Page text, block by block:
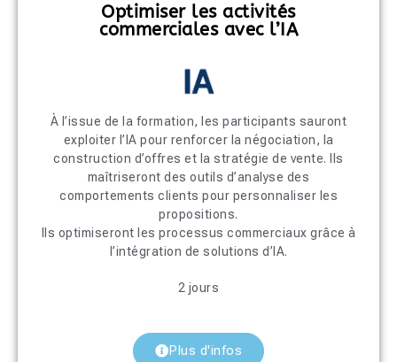
Optimiser les activités
commerciales avec l’IA
À l’issue de la formation, les participants sauront
exploiter l’IA pour renforcer la négociation, la
construction d’offres et la stratégie de vente. Ils
maîtriseront des outils d’analyse des
comportements clients pour personnaliser les
propositions.
Ils optimiseront les processus commerciaux grâce à
l’intégration de solutions d’IA.
2 jours
Plus d'infos